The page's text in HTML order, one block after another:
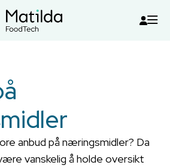
anbud på næringsmidler? Da
vanskelig å holde oversikt